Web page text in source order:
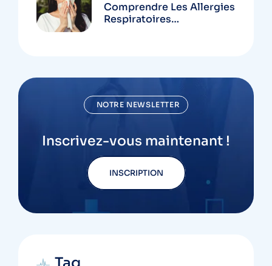
Comprendre Les Allergies
Respiratoires
NOTRE NEWSLETTER
Inscrivez-vous maintenant !
INSCRIPTION